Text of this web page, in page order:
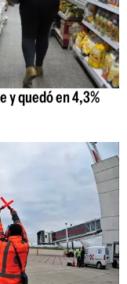
y quedó en 4,3%